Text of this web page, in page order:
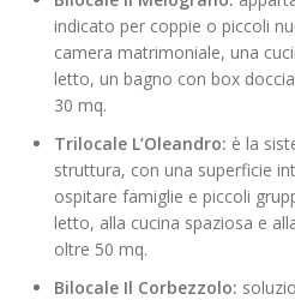
indicato per coppie o piccoli
camera matrimoniale, una
letto, un bagno con box
30 mq.
Trilocale L’Oleandro: è la
struttura, con una superficie
ospitare famiglie e piccoli
letto, alla cucina spaziosa e
oltre 50 mq.
Bilocale Il Corbezzolo: